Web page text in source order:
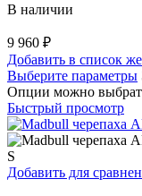
В наличии
9 960 ₽
Добавить в список
Выберите параметры
Опции можно
Быстрый просмотр
S
Добавить для